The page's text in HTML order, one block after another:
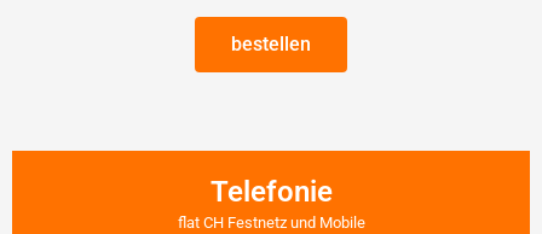
bestellen
Telefonie
flat CH Festnetz und Mobile